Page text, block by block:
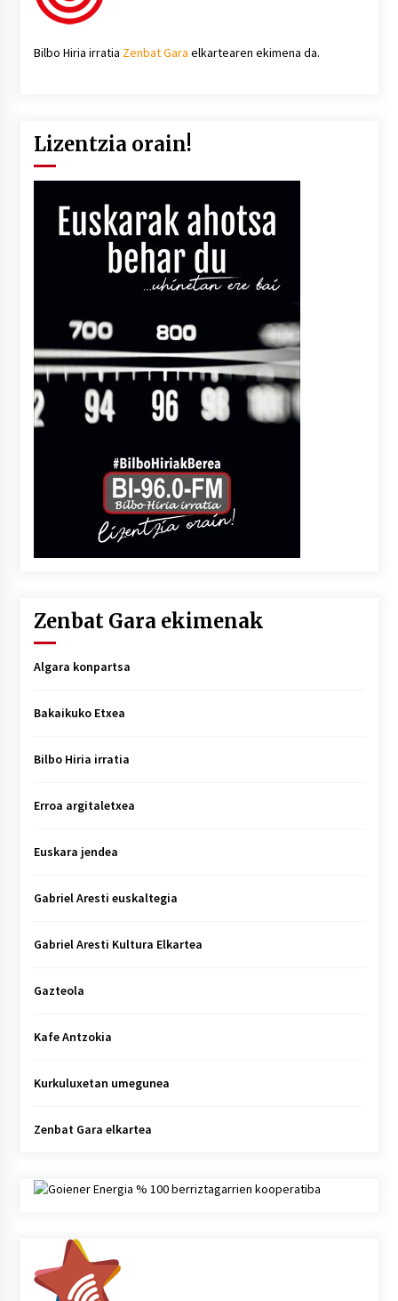
Bilbo Hiria irratia Zenbat Gara elkartearen ekimena da.
Lizentzia orain!
Zenbat Gara ekimenak
Algara konpartsa
Bakaikuko Etxea
Bilbo Hiria irratia
Erroa argitaletxea
Euskara jendea
Gabriel Aresti euskaltegia
Gabriel Aresti Kultura Elkartea
Gazteola
Kafe Antzokia
Kurkuluxetan umegunea
Zenbat Gara elkartea